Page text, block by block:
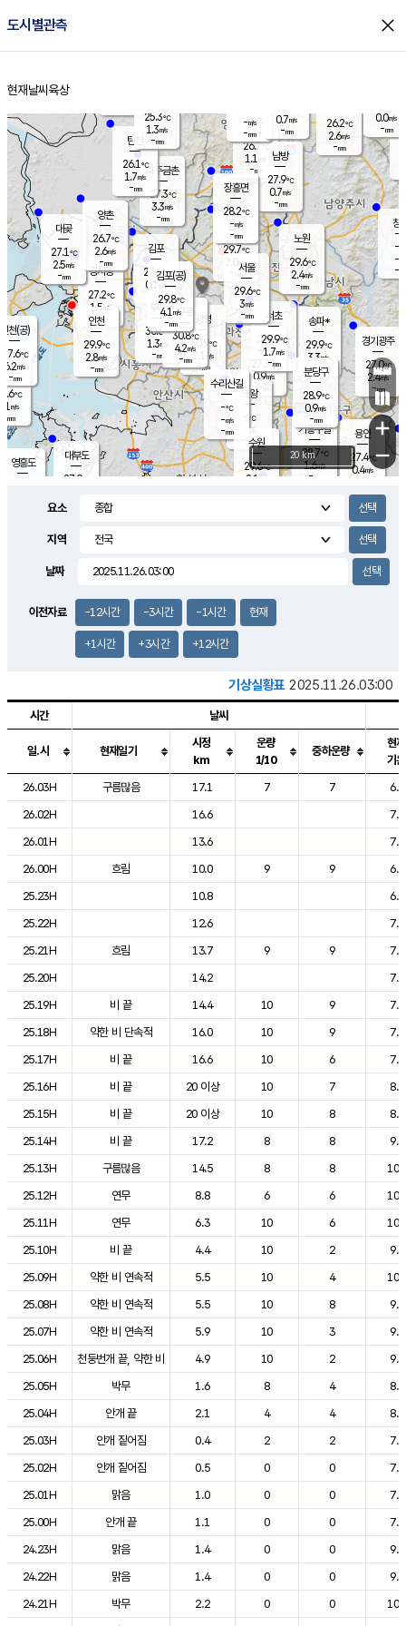
도시별관측 close
홈
현재날씨 육상
의도
℃
m/s
mm
영흥도
양주
26.7℃
1.1
-mm
과천
27.3℃
0.9m/s
- mm
용인
27.4℃
0.4m/s
경기광주
27.0℃
2.4m/s
-mm
1.3m/s
대부도
27.0
경서동
27.2℃
1.5 m/s
-mm
파주금촌
27.3℃
3.3m/s
-mm
26.2℃
2.6m/s
-mm
대곶
27.1℃
2.5m/s
-mm
창
-
-m/
-
탄현
26.1℃
1.7m/s
-mm
0.0m/s
-mm
의왕
- ℃
m/s
mm
김포
27.4℃
0.1 m/s
mm
광명
30.9 ℃
2.1 m/s
-mm
부천
30.6℃
1.3m/s
-mm
양촌
26.7℃
2.6m/s
-mm
구로
30.8℃
4.2m/s
-mm
은평
29.7℃
2.0 m/s
- mm
노원
29.6℃
2.4m/s
-mm
송파*
29.9℃
3.3m/s
-mm
서초
29.9℃
1.7m/s
-mm
남방
27.9℃
0.7m/s
-mm
기흥구갈
28.7℃
1.6m/s
-
수리산길
-℃
-m/s
-mm
분당구
28.9℃
0.9m/s
-mm
장흥면
28.2℃
-m/s
-mm
-m/s
-mm
인천(공)
27.6℃
6.2m/s
-mm
김포(공)
29.8℃
4.1 m/s
-mm
수원
29.6℃
2.1 m/s
인천
29.9℃
2.8m/s
-mm
서울
29.6℃
3m/s
-mm
25.3℃
1.3m/s
-mm
0.7m/s
-mm
+
−
20 km
요소
지역
날짜
이전자료 -12시간 -3시간 -1시간 현재
+1시간 +3시간 +12시간
기상실황표 2025.11.26.03:00
도시별 기상실황표로 지점, 날씨, 기온, 강수, 바람, 기압등을 안내한 표입
시간 날씨
일.시 현재일기
시정
km
운량
1/10
중하운량
현재
기온
26.03H
구름많음 17.1 7 7
6.7
26.02H
16.6
7.1
26.01H
13.6
7.1
26.00H
흐림 10.0 9 9
6.6
25.23H
10.8
6.9
25.22H
12.6
7.2
25.21H
흐림 13.7 9 9
7.4
25.20H
14.2
7.4
25.19H
비 끝 14.4 10 9
7.6
25.18H
약한 비 단속적 16.0 10 9
7.7
25.17H
비 끝 16.6 10 6
7.8
25.16H
비 끝 20 이상 10 7
8.0
25.15H
비 끝 20 이상 10 8
8.7
25.14H
비 끝 17.2 8 8
9.6
25.13H
구름많음 14.5 8 8
25.12H
연무 8.8 6 6
25.11H
연무 6.3 10 6
25.10H
비 끝 4.4 10 2
9.9
25.09H
약한 비 연속적 5.5 10 4
25.08H
약한 비 연속적 5.5 10 8
9.5
25.07H
약한 비 연속적 5.9 10 3
9.4
25.06H
천둥번개 끝, 약한 비 4.9 10 2
9.6
25.05H
박무 1.6 8 4
8.8
25.04H
안개 끝 2.1 4 4
8.9
25.03H
안개 짙어짐 0.4 2 2
7.0
25.02H
안개 짙어짐 0.5 0 0
7.7
25.01H
맑음 1.0 0 0
7.8
25.00H
안개 끝 1.1 0 0
7.8
24.23H
맑음 1.4 0 0
9.3
24.22H
맑음 1.4 0 0
9.0
24.21H
박무 2.2 0 0